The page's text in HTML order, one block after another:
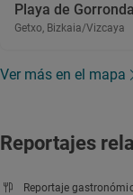
Playa de
Getxo, Bizkaia/Vizcaya
Ver más en el mapa
Reportajes
Reportaje